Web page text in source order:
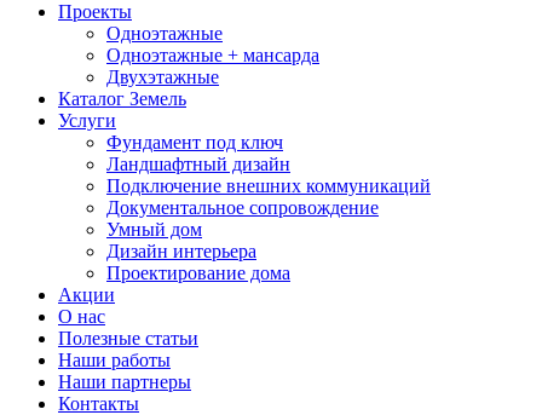
Проекты
Одноэтажные
Одноэтажные + мансарда
Двухэтажные
Каталог Земель
Услуги
Фундамент под ключ
Ландшафтный дизайн
Подключение внешних коммуникаций
Документальное сопровождение
Умный дом
Дизайн интерьера
Проектирование дома
Акции
О нас
Полезные статьи
Наши работы
Наши партнеры
Контакты